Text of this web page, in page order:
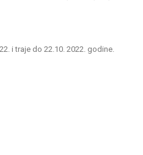
i traje do 22.10. 2022. godine.